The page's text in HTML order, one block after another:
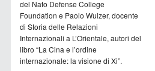
del Nato Defense College
Foundation e Paolo Wulzer, docente
di Storia delle Relazioni
Internazionali a L’Orientale, autori del
libro “La Cina e l’ordine
internazionale: la visione di Xi”.